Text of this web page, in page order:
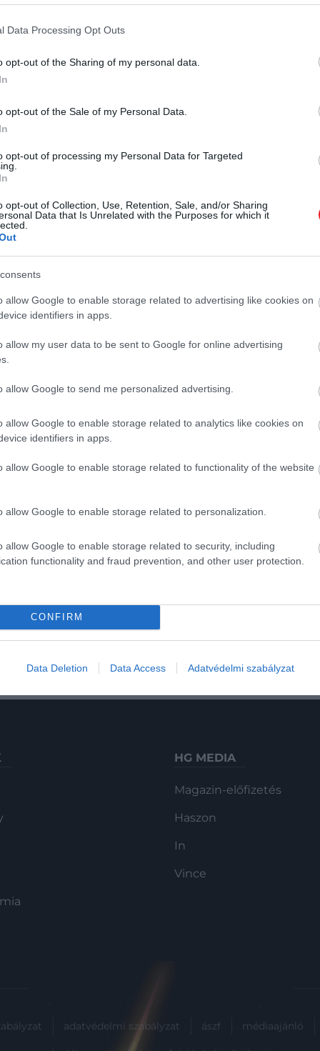
Data Processing Opt Outs
opt-out of the Sharing of my personal data.
opt-out of the Sale of my Personal Data.
opt-out of processing my Personal Data for Targeted
opt-out of Collection, Use, Retention, Sale, and/or Sharing
Data that Is Unrelated with the Purposes for which it
allow Google to enable storage related to advertising like cookies on
identifiers in apps.
allow my user data to be sent to Google for online advertising
allow Google to send me personalized advertising.
allow Google to enable storage related to analytics like cookies on
identifiers in apps.
allow Google to enable storage related to functionality of the website
allow Google to enable storage related to personalization.
allow Google to enable storage related to security, including
functionality and fraud prevention, and other user protection.
CONFIRM
Data Deletion Data Access Adatvédelmi szabályzat
A BBC két különkiadást is sugározni
fog Sir David Attenborough
illetékesei.
2024. JANUÁR 15. ● HAMU ÉS GYÉMÁNT
A 96 éves David
Attenborough még az
HAMU ÉS GYÉMÁNT
HG MEDIA
Magazin-előfizetés
Haszon
In
Vince
adatvédelmi szabályzat ászf médiaajánló